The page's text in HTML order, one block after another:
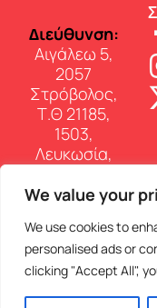
We value your
We use cookies to
personalised ads or
clicking "Accept All",
∆ιεύθυνση:
Αιγάλεω 5,
2057
Στρόβολος,
Τ.Θ 21185,
1503,
Λευκωσία,
Επικοινωνία:
Τηλ: 22 460
150
E-mail: